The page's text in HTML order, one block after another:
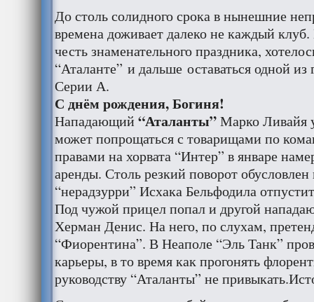
До столь солидного срока в нынешние
времена доживает далеко не каждый
честь знаменательного праздника,
“Аталанте” и дальше оставаться одной
Серии А.
С днём рождения, Богиня!
Нападающий “Аталанты”Марко Ливайя
может попрощаться с товарищами по
правами на хорвата “Интер” в январе
аренды. Столь резкий поворот
“нерадзурри” Исхака Бельфодила
Под чужой прицел попал и другой
Херман Денис. На него, по слухам,
“Фиорентина”. В Неаполе “Эль Танк”
карьеры, в то время как прогонять
руководству “Аталанты” не